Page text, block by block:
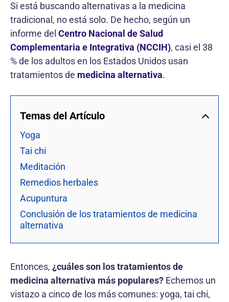
Si está buscando alternativas a la medicina
tradicional, no está solo. De hecho, según un
informe del Centro Nacional de Salud
Complementaria e Integrativa (NCCIH), casi el 38
% de los adultos en los Estados Unidos usan
tratamientos de medicina alternativa.
Temas del Artículo
Yoga
Tai chi
Meditación
Remedios herbales
Acupuntura
Conclusión de los tratamientos de medicina
alternativa
Entonces, ¿cuáles son los tratamientos de
medicina alternativa más populares? Echemos un
vistazo a cinco de los más comunes: yoga, tai chi,